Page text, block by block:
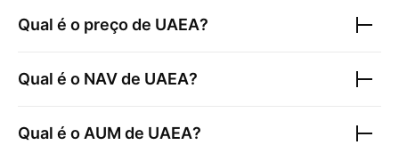
Qual é o preço de UAEA?
Qual é o NAV de UAEA?
Qual é o AUM de UAEA?